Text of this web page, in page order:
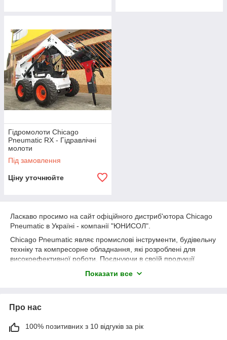
Гідромолоти Chicago
Pneumatic RX - Гідравлічні
молоти
Під замовлення
Ціну уточнюйте
Ласкаво просимо на сайт офіційного дистриб'ютора Chicago
Pneumatic в Україні - компанії "ЮНИСОЛ".
Chicago Pneumatic являє промислові інструменти, будівельну
техніку та компресорне обладнання, які розроблені для
високоефективної роботи. Поєднуючи в своїй продукції
важливо для споживачів - надійність і довговічність
Привлекательный и компактный дизайн гидромолотов серии
надежность и ряд полезных функций: все, что требуется для
Показати все
Про нас
100% позитивних з 10 відгуків за рік